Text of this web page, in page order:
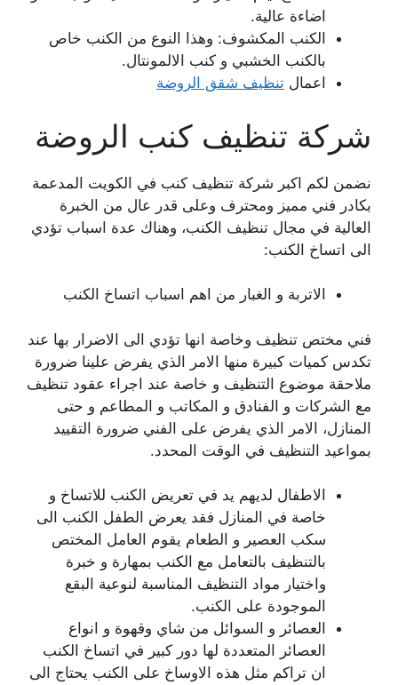
اضاءة عالية.
الكنب المكشوف: وهذا النوع من الكنب خاص
بالكنب الخشبي و كنب الالمونتال.
اعمال تنظيف شقق الروضة
شركة تنظيف كنب الروضة
نضمن لكم اكبر شركة تنظيف كنب في الكويت المدعمة
بكادر فني مميز ومحترف وعلى قدر عال من الخبرة
العالية في مجال تنظيف الكنب، وهناك عدة اسباب تؤدي
الى اتساخ الكنب:
الاتربة و الغبار من اهم اسباب اتساخ الكنب
فني مختص تنظيف وخاصة انها تؤدي الى الاضرار بها عند
تكدس كميات كبيرة منها الامر الذي يفرض علينا ضرورة
ملاحقة موضوع التنظيف و خاصة عند اجراء عقود تنظيف
مع الشركات و الفنادق و المكاتب و المطاعم و حتى
المنازل، الامر الذي يفرض على الفني ضرورة التقييد
بمواعيد التنظيف في الوقت المحدد.
الاطفال لديهم يد في تعريض الكنب للاتساخ و
خاصة في المنازل فقد يعرض الطفل الكنب الى
سكب العصير و الطعام يقوم العامل المختص
بالتنظيف بالتعامل مع الكنب بمهارة و خبرة
واختيار مواد التنظيف المناسبة لنوعية البقع
الموجودة على الكنب.
العصائر و السوائل من شاي وقهوة و انواع
العصائر المتعددة لها دور كبير في اتساخ الكنب
ان تراكم مثل هذه الاوساخ على الكنب يحتاج الى